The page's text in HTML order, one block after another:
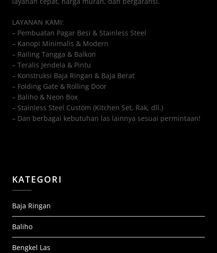
LAYANAN KAMI:
– Pembuatan Pagar Besi & Stainless Steel
– Kanopi Minimalis & Modern
– Railing Tangga & Balkon
– Teralis Jendela & Pintu
– Konstruksi Baja Ringan & Baja Berat
– Folding Gate & Rolling Door
– Baliho & Neon Box
– Stainless Steel Custom (Kitchen Set, Rak, dll.)
– Dan berbagai kebutuhan las lainnya sesuai permintaan!
KATEGORI
Baja Ringan
Baliho
Bengkel Las